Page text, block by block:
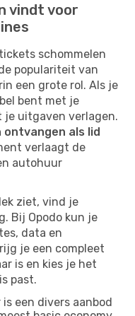
vindt voor
schommelen
populariteit van
een grote rol. Als je
bent met je
je uitgaven verlagen.
als lid
verlaagt de
autohuur
ziet, vind je
Bij Opodo kun je
data en
je een compleet
is en kies je het
past.
is een divers aanbod